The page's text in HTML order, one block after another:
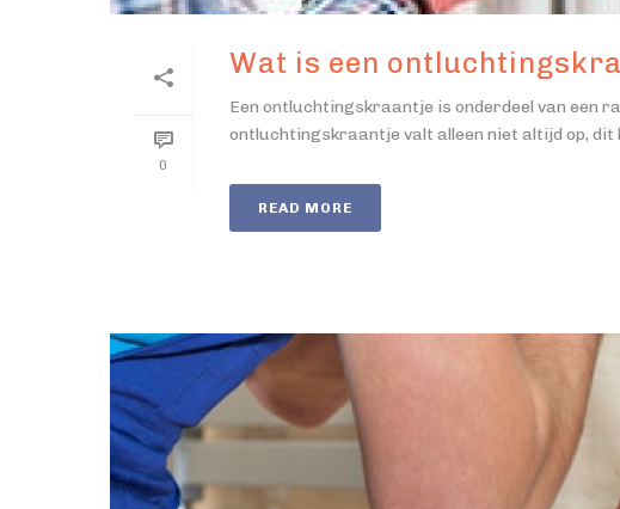
0
Wat is een
Een ontluchtingskraantje is onderdeel van een
ontluchtingskraantje valt alleen niet altijd op, dit
READ MORE